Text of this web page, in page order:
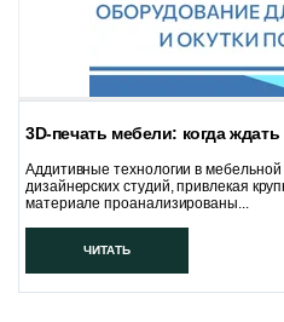
3D-печать мебели: когда
Аддитивные технологии в
дизайнерских студий, привлекая
материале проанализированы...
ЧИТАТЬ